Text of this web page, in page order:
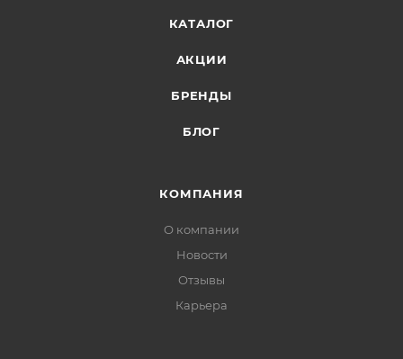
КАТАЛОГ
АКЦИИ
БРЕНДЫ
БЛОГ
КОМПАНИЯ
О компании
Новости
Отзывы
Карьера